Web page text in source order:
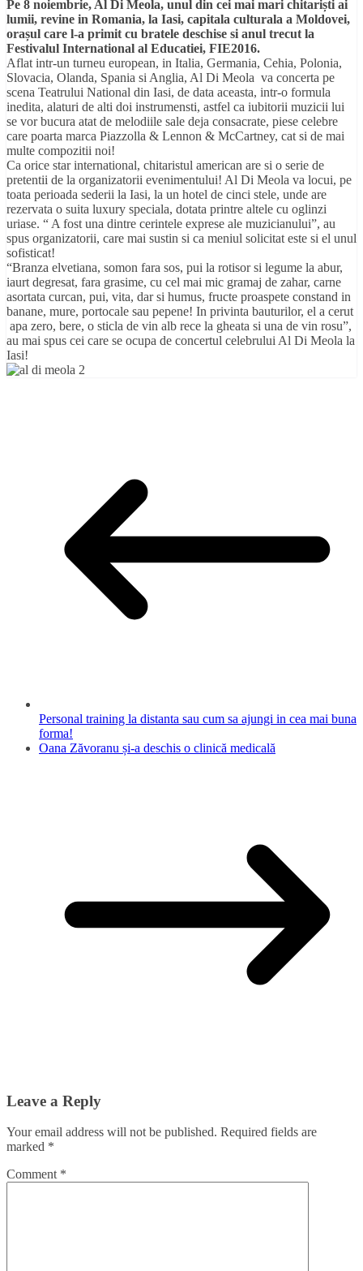
Pe 8 noiembrie, Al Di Meola, unul din cei mai mari chitariști ai
lumii, revine in Romania, la Iasi, capitala culturala a Moldovei,
orașul care l-a primit cu bratele deschise si anul trecut la
Festivalul International al Educatiei, FIE2016.
Aflat intr-un turneu european, in Italia, Germania, Cehia, Polonia,
Slovacia, Olanda, Spania si Anglia, Al Di Meola va concerta pe
scena Teatrului National din Iasi, de data aceasta, intr-o formula
inedita, alaturi de alti doi instrumensti, astfel ca iubitorii muzicii lui
se vor bucura atat de melodiile sale deja consacrate, piese celebre
care poarta marca Piazzolla & Lennon & McCartney, cat si de mai
multe compozitii noi!
Ca orice star international, chitaristul american are si o serie de
pretentii de la organizatorii evenimentului! Al Di Meola va locui, pe
toata perioada sederii la Iasi, la un hotel de cinci stele, unde are
rezervata o suita luxury speciala, dotata printre altele cu oglinzi
uriase. “ A fost una dintre cerintele exprese ale muzicianului”, au
spus organizatorii, care mai sustin si ca meniul solicitat este si el unul
sofisticat!
“Branza elvetiana, somon fara sos, pui la rotisor si legume la abur,
iaurt degresat, fara grasime, cu cel mai mic gramaj de zahar, carne
asortata curcan, pui, vita, dar si humus, fructe proaspete constand in
banane, mure, portocale sau pepene! In privinta bauturilor, el a cerut
apa zero, bere, o sticla de vin alb rece la gheata si una de vin rosu”,
au mai spus cei care se ocupa de concertul celebrului Al Di Meola la
Iasi!
Personal training la distanta sau cum sa ajungi in cea mai buna
forma!
Oana Zăvoranu și-a deschis o clinică medicală
Leave a Reply
Your email address will not be published. Required fields are
marked *
Comment *